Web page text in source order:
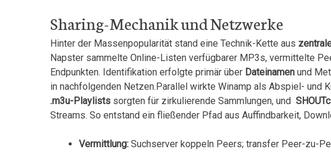
Sharing-Mechanik und Netzwerke
Hinter der Massenpopularität ⁣stand ‍eine Technik-Kette⁤ aus
Napster sammelte Online-Listen verfügbarer MP3s, vermittelte
Endpunkten. Identifikation erfolgte primär über Dateinamen und
in nachfolgenden Netzen.Parallel wirkte Winamp als Abspiel- und
.m3u-Playlists sorgten für zirkulierende Sammlungen, und ⁤
Streams. So entstand ein fließender Pfad aus Auffindbarkeit,
Vermittlung: Suchserver koppeln Peers; transfer Peer-zu-